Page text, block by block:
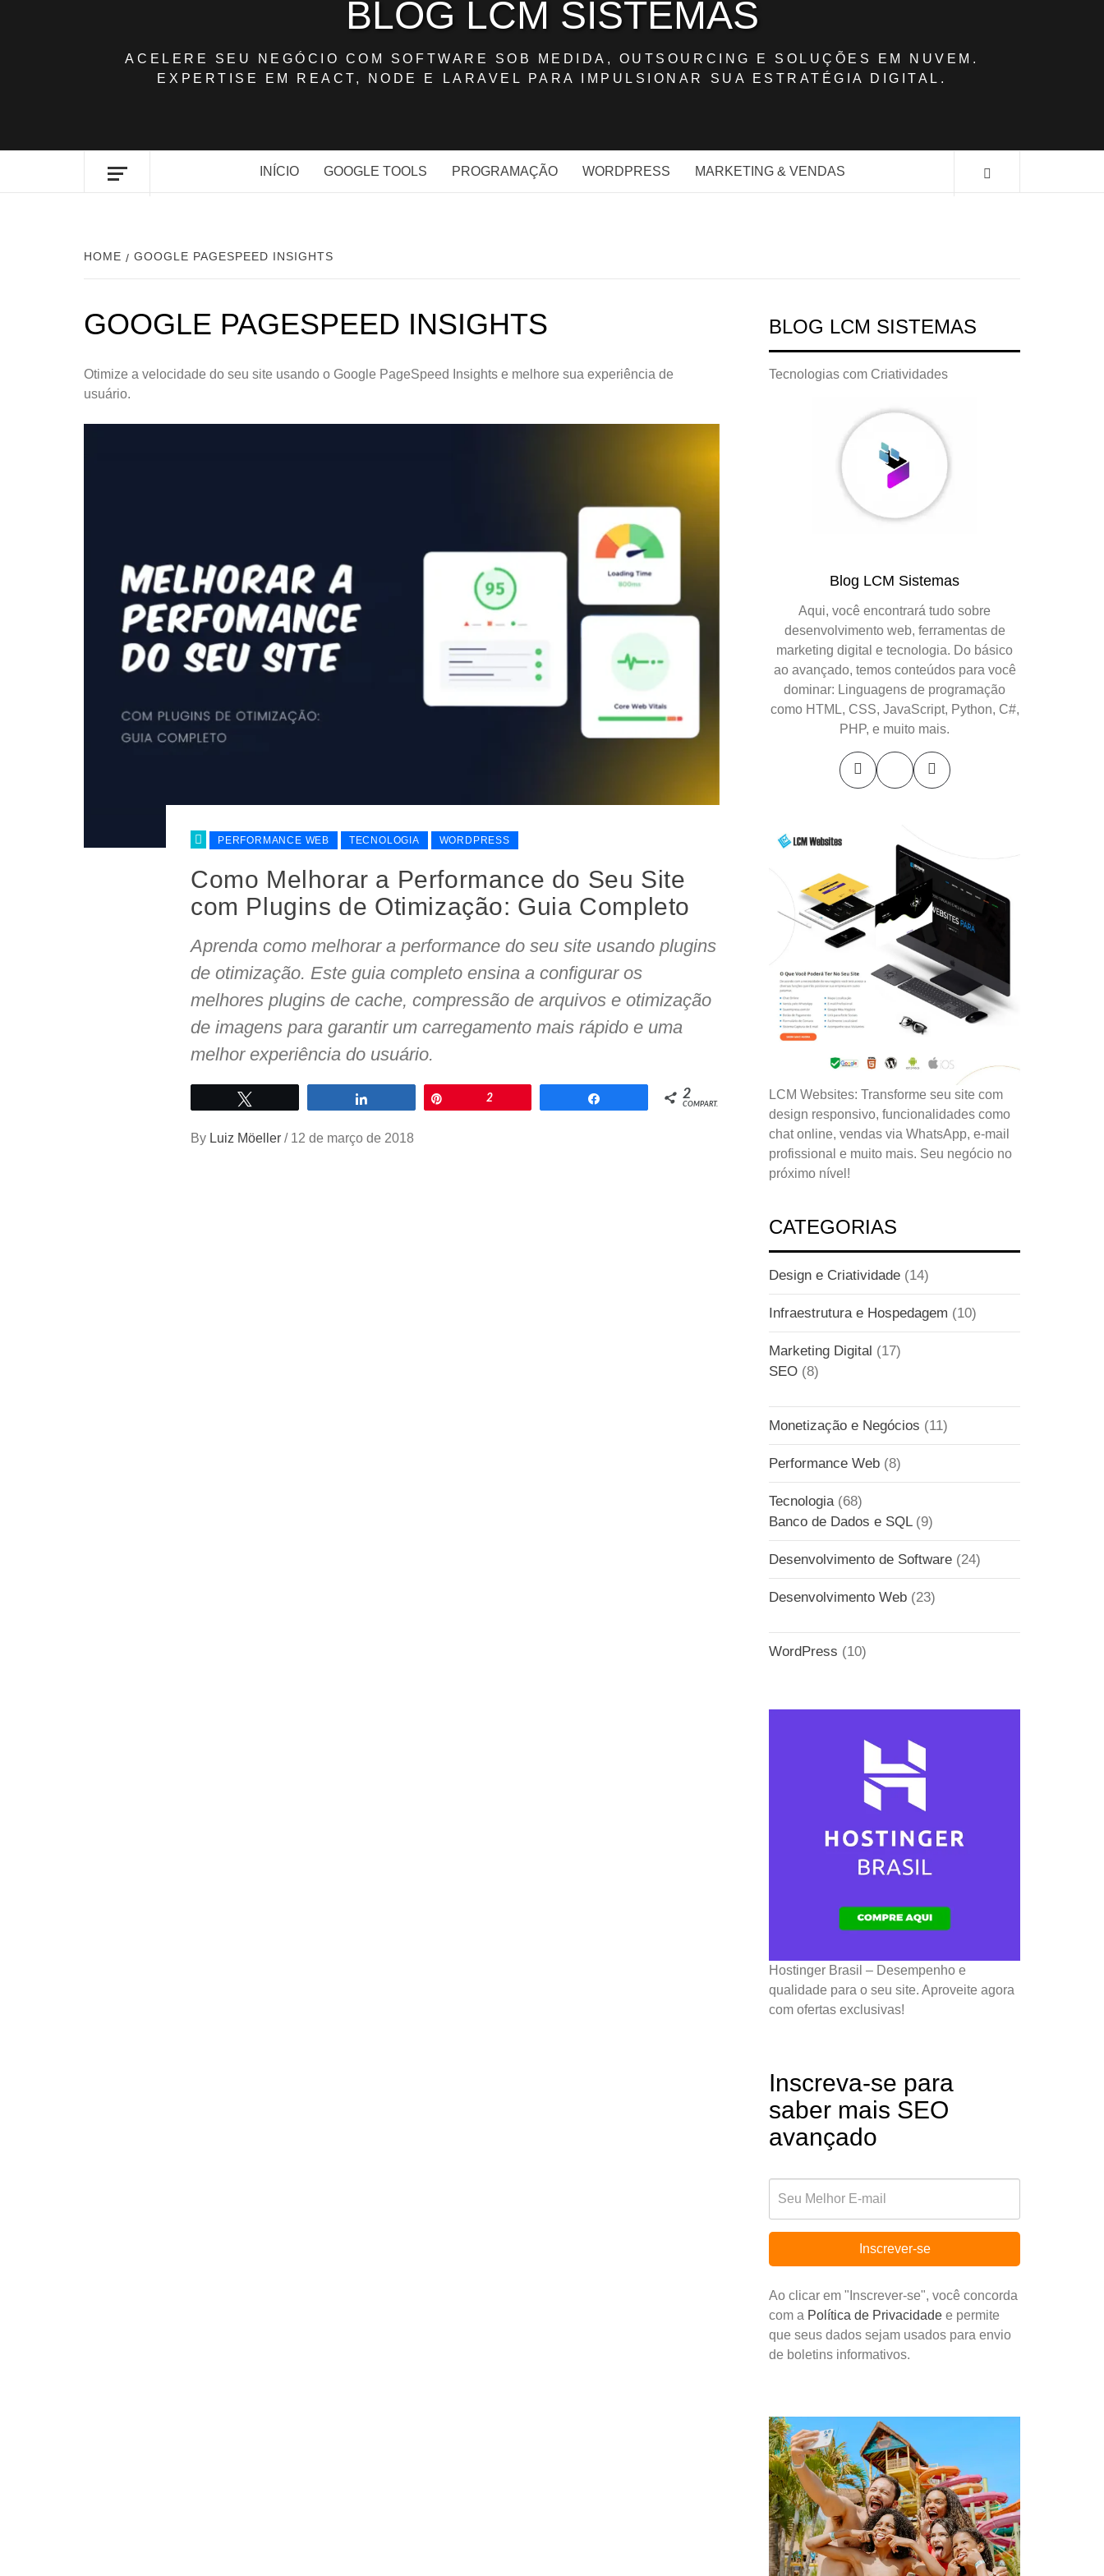
BLOG LCM SISTEMAS
ACELERE SEU NEGÓCIO COM SOFTWARE SOB MEDIDA, OUTSOURCING E SOLUÇÕES EM NUVEM.
EXPERTISE EM REACT, NODE E LARAVEL PARA IMPULSIONAR SUA ESTRATÉGIA DIGITAL.
INÍCIO GOOGLE TOOLS PROGRAMAÇÃO WORDPRESS MARKETING & VENDAS
HOME GOOGLE PAGESPEED INSIGHTS
GOOGLE PAGESPEED INSIGHTS
Otimize a velocidade do seu site usando o Google PageSpeed Insights e melhore sua experiência de
usuário.
PERFORMANCE WEB TECNOLOGIA WORDPRESS
Como Melhorar a Performance do Seu Site
com Plugins de Otimização: Guia Completo
Aprenda como melhorar a performance do seu site usando plugins
de otimização. Este guia completo ensina a configurar os
melhores plugins de cache, compressão de arquivos e otimização
de imagens para garantir um carregamento mais rápido e uma
melhor experiência do usuário.
Compartilhar 2 Compartilhar 2
COMPART.
By Luiz Möeller / 12 de março de 2018
BLOG LCM SISTEMAS
Tecnologias com Criatividades
Blog LCM Sistemas
Aqui, você encontrará tudo sobre
desenvolvimento web, ferramentas de
marketing digital e tecnologia. Do básico
ao avançado, temos conteúdos para você
dominar: Linguagens de programação
como HTML, CSS, JavaScript, Python, C#,
PHP, e muito mais.
LCM Websites: Transforme seu site com
design responsivo, funcionalidades como
chat online, vendas via WhatsApp, e-mail
profissional e muito mais. Seu negócio no
próximo nível!
CATEGORIAS
Design e Criatividade (14)
Infraestrutura e Hospedagem (10)
Marketing Digital (17)
SEO (8)
Monetização e Negócios (11)
Performance Web (8)
Tecnologia(68)
Banco de Dados e SQL(9)
Desenvolvimento de Software (24)
Desenvolvimento Web (23)
WordPress (10)
Hostinger Brasil – Desempenho e
qualidade para o seu site. Aproveite agora
com ofertas exclusivas!
Inscreva-se para
saber mais SEO
avançado
Inscrever-se
Ao clicar em "Inscrever-se", você concorda
com a Política de Privacidade e permite
que seus dados sejam usados para envio
de boletins informativos.